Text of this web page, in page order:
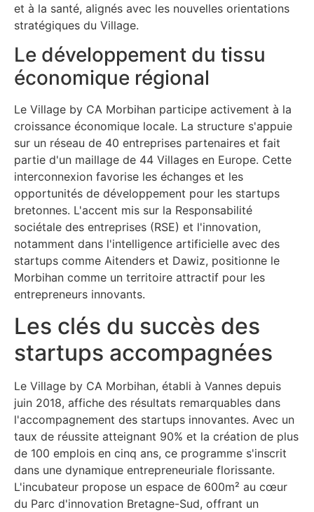
et à la santé, alignés avec les nouvelles orientations
stratégiques du Village.
Le développement du tissu
économique régional
Le Village by CA Morbihan participe activement à la
croissance économique locale. La structure s'appuie
sur un réseau de 40 entreprises partenaires et fait
partie d'un maillage de 44 Villages en Europe. Cette
interconnexion favorise les échanges et les
opportunités de développement pour les startups
bretonnes. L'accent mis sur la Responsabilité
sociétale des entreprises (RSE) et l'innovation,
notamment dans l'intelligence artificielle avec des
startups comme Aitenders et Dawiz, positionne le
Morbihan comme un territoire attractif pour les
entrepreneurs innovants.
Les clés du succès des
startups accompagnées
Le Village by CA Morbihan, établi à Vannes depuis
juin 2018, affiche des résultats remarquables dans
l'accompagnement des startups innovantes. Avec un
taux de réussite atteignant 90% et la création de plus
de 100 emplois en cinq ans, ce programme s'inscrit
dans une dynamique entrepreneuriale florissante.
L'incubateur propose un espace de 600m² au cœur
du Parc d'innovation Bretagne-Sud, offrant un